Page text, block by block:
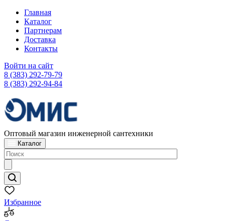
Главная
Каталог
Партнерам
Доставка
Контакты
Войти на сайт
8 (383) 292-79-79
8 (383) 292-94-84
Оптовый магазин инженерной сантехники
Каталог
Избранное